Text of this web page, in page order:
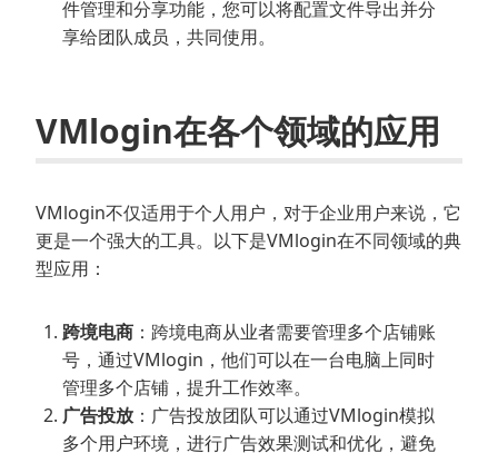
件管理和分享功能，您可以将配置文件导出并分
享给团队成员，共同使用。
VMlogin在各个领域的应用
VMlogin不仅适用于个人用户，对于企业用户来说，它
更是一个强大的工具。以下是VMlogin在不同领域的典
型应用：
跨境电商 ：跨境电商从业者需要管理多个店铺账
号，通过VMlogin，他们可以在一台电脑上同时
管理多个店铺，提升工作效率。
广告投放 ：广告投放团队可以通过VMlogin模拟
多个用户环境，进行广告效果测试和优化，避免